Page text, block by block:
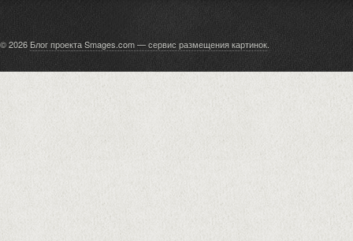
© 2026 Блог проекта Smages.com — сервис размещения картинок.